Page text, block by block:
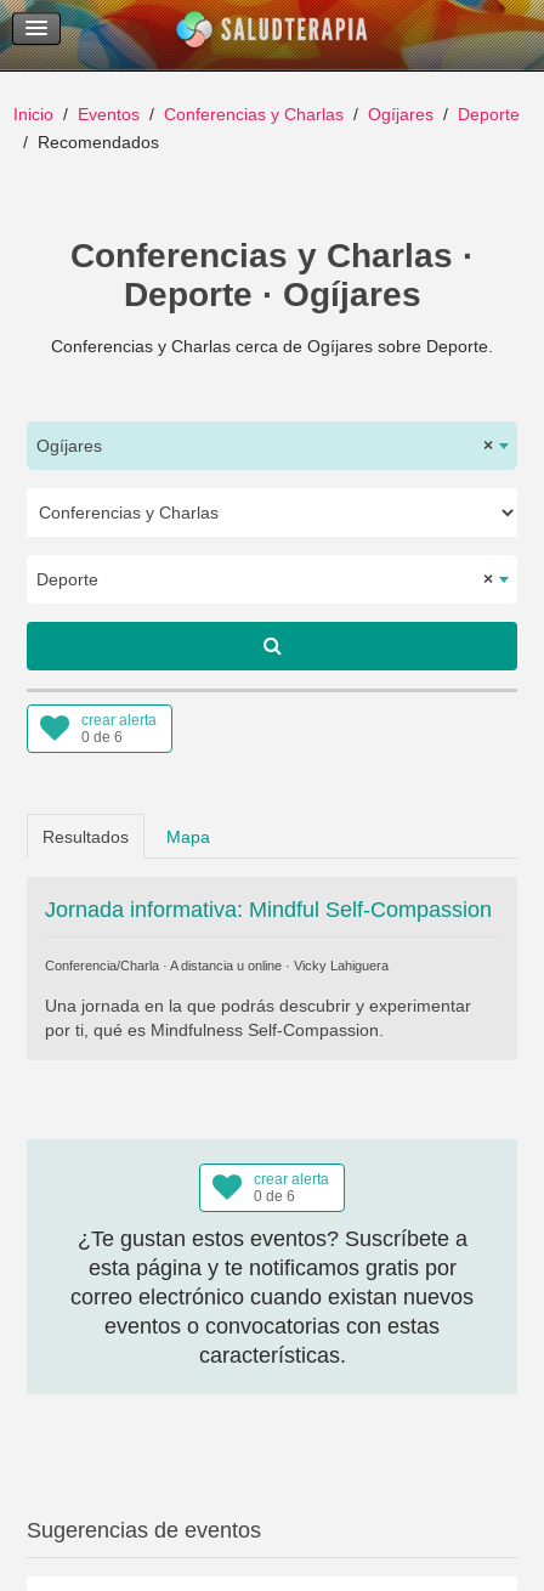
Temas Recientes
Buscar
Inicio Eventos Conferencias y Charlas Ogíjares
Deporte
Recomendados
Conferencias y Charlas ·
Deporte · Ogíjares
Conferencias y Charlas cerca de Ogíjares sobre Deporte.
×
Ogíjares
×
Deporte
crear alerta
0 de 6
Resultados Mapa
Jornada informativa: Mindful Self-Compassion
Conferencia/Charla · A distancia u online · Vicky Lahiguera
Una jornada en la que podrás descubrir y experimentar
por ti, qué es Mindfulness Self-Compassion.
crear alerta
0 de 6
¿Te gustan estos eventos? Suscríbete a
esta página y te notificamos gratis por
correo electrónico cuando existan nuevos
eventos o convocatorias con estas
características.
Sugerencias de eventos